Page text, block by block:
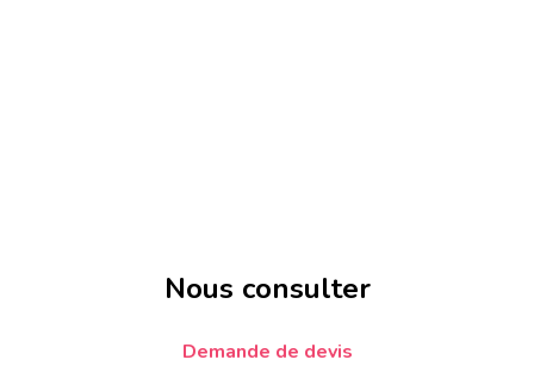
Nous consulter
Demande de devis